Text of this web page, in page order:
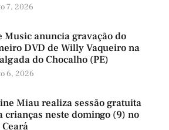
7, 2026
Music anuncia gravação do
DVD de Willy Vaqueiro na
do Chocalho (PE)
6, 2026
Miau realiza sessão gratuita
crianças neste domingo (9) no